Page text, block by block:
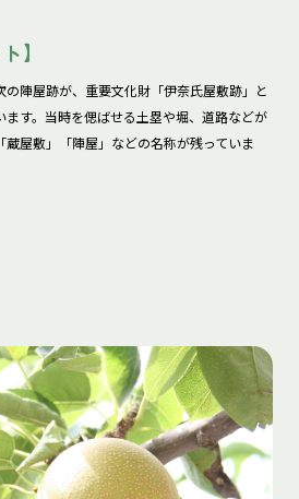
】
陣屋跡が、重要文化財「伊奈氏屋敷跡」と
ます。当時を偲ばせる土塁や堀、道路などが
屋敷」「陣屋」などの名称が残っていま